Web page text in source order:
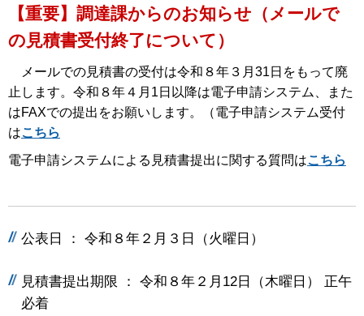
【重要】調達課からのお知らせ（メールで
の見積書受付終了について）
メールでの見積書の受付は令和８年３月31日をもって廃
止します。令和８年４月1日以降は電子申請システム、また
はFAXでの提出をお願いします。（電子申請システム受付
はこちら
電子申請システムによる見積書提出に関する質問はこちら
公表日 ： 令和８年２月３日（火曜日）
見積書提出期限 ： 令和８年２月12日（木曜日） 正午
必着